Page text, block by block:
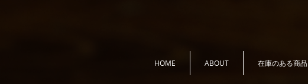
HOME ABOUT 在庫のある商品